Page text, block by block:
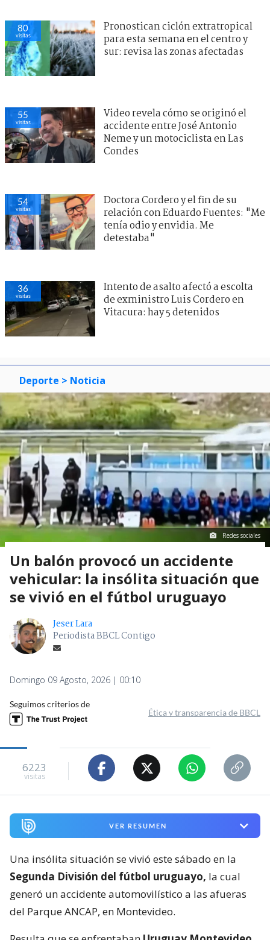
80
visitas
Pronostican ciclón extratropical
para esta semana en el centro y
sur: revisa las zonas afectadas
55
visitas
Video revela cómo se originó el
accidente entre José Antonio
Neme y un motociclista en Las
Condes
54
visitas
Doctora Cordero y el fin de su
relación con Eduardo Fuentes: "Me
tenía odio y envidia. Me
detestaba"
36
visitas
Intento de asalto afectó a escolta
de exministro Luis Cordero en
Vitacura: hay 5 detenidos
Deporte > Noticia
Redes sociales
Un balón provocó un accidente
vehicular: la insólita situación que
se vivió en el fútbol uruguayo
Jeser Lara
Periodista BBCL Contigo
Domingo 09 Agosto, 2026 | 00:10
Seguimos criterios de
Ética y transparencia de BBCL
6223
visitas
VER RESUMEN
Una insólita situación se vivió este sábado en la
Segunda División del fútbol uruguayo, la cual
generó un accidente automovilístico a las afueras
del Parque ANCAP, en Montevideo.